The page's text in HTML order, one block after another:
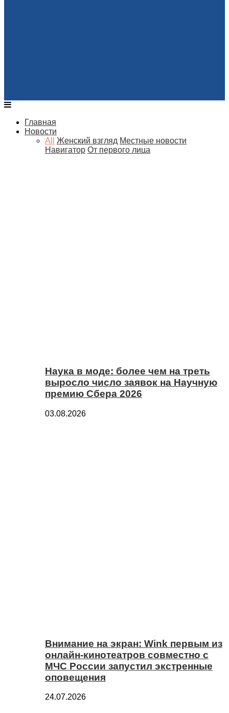
Главная
Новости
All
Женский взгляд Местные новости
Навигатор От первого лица
Наука в моде: более чем на треть
выросло число заявок на Научную
премию Сбера 2026
03.08.2026
Внимание на экран: Wink первым из
онлайн-кинотеатров совместно с
МЧС России запустил экстренные
оповещения
24.07.2026